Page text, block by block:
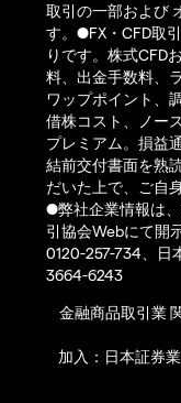
取引の一部および
す。●FX・CFD取
りです。株式CFD
料、出金手数料、
ワップポイント、
借株コスト、ノー
プレミアム。損益
結前交付書面を熟
だいた上で、ご自
●弊社企業情報は
引協会Webにて開
0120-257-734、日
3664-6243
金融商品取引業
加入：日本証券